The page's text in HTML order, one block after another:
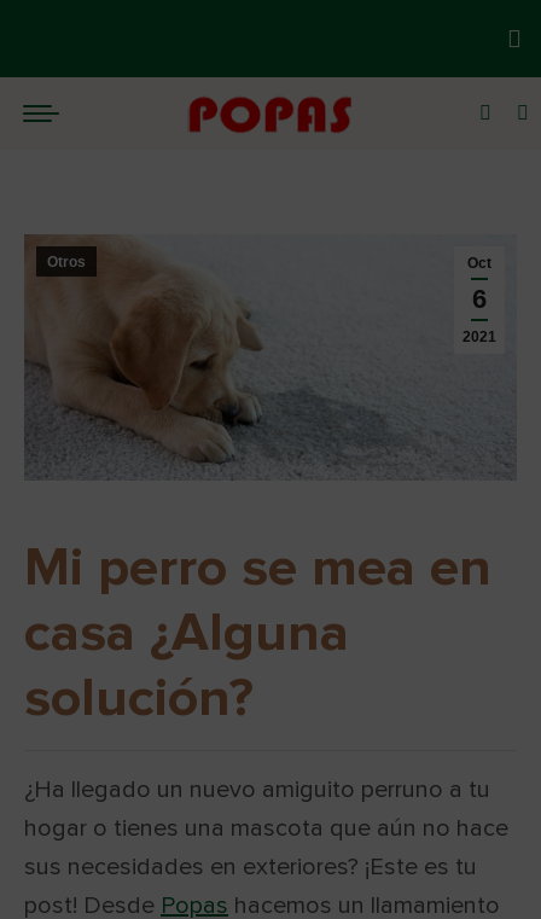
Oct
6
2021
Otros
Mi perro se mea en
casa ¿Alguna
solución?
¿Ha llegado un nuevo amiguito perruno a tu
hogar o tienes una mascota que aún no hace
sus necesidades en exteriores? ¡Este es tu
post! Desde Popas hacemos un llamamiento